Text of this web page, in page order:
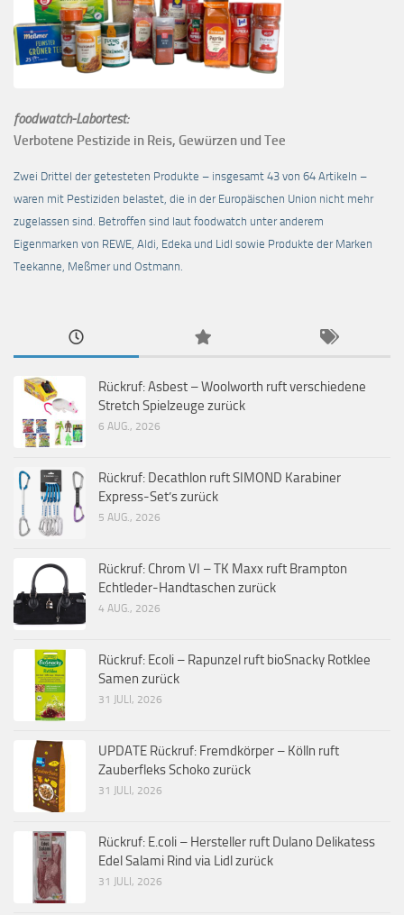
foodwatch-Labortest:
Verbotene Pestizide in Reis, Gewürzen und Tee
Zwei Drittel der getesteten Produkte – insgesamt 43 von 64 Artikeln –
waren mit Pestiziden belastet, die in der Europäischen Union nicht mehr
zugelassen sind. Betroffen sind laut foodwatch unter anderem
Eigenmarken von REWE, Aldi, Edeka und Lidl sowie Produkte der Marken
Teekanne, Meßmer und Ostmann.
Rückruf: Asbest – Woolworth ruft verschiedene
Stretch Spielzeuge zurück
6 AUG., 2026
Rückruf: Decathlon ruft SIMOND Karabiner
Express-Set’s zurück
5 AUG., 2026
Rückruf: Chrom VI – TK Maxx ruft Brampton
Echtleder-Handtaschen zurück
4 AUG., 2026
Rückruf: Ecoli – Rapunzel ruft bioSnacky Rotklee
Samen zurück
31 JULI, 2026
UPDATE Rückruf: Fremdkörper – Kölln ruft
Zauberfleks Schoko zurück
31 JULI, 2026
Rückruf: E.coli – Hersteller ruft Dulano Delikatess
Edel Salami Rind via Lidl zurück
31 JULI, 2026